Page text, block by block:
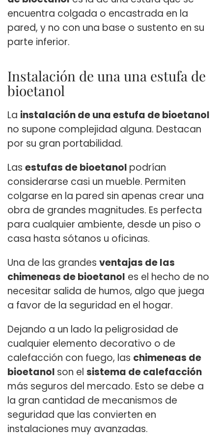
encuentra colgada o encastrada en la
pared, y no con una base o sustento en su
parte inferior.
Instalación de una una estufa de
bioetanol
La instalación de una estufa de bioetanol
no supone complejidad alguna. Destacan
por su gran portabilidad.
Las estufas de bioetanol podrían
considerarse casi un mueble. Permiten
colgarse en la pared sin apenas crear una
obra de grandes magnitudes. Es perfecta
para cualquier ambiente, desde un piso o
casa hasta sótanos u oficinas.
Una de las grandes ventajas de las
chimeneas de bioetanol es el hecho de no
necesitar salida de humos, algo que juega
a favor de la seguridad en el hogar.
Dejando a un lado la peligrosidad de
cualquier elemento decorativo o de
calefacción con fuego, las chimeneas de
bioetanol son el sistema de calefacción
más seguros del mercado. Esto se debe a
la gran cantidad de mecanismos de
seguridad que las convierten en
instalaciones muy avanzadas.